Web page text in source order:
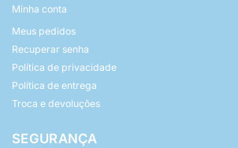
Minha conta
Meus pedidos
Recuperar senha
Política de privacidade
Política de entrega
Troca e devoluções
SEGURANÇA